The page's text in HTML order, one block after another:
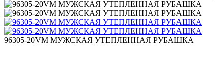
96305-20VM МУЖСКАЯ УТЕПЛЕННАЯ РУБАШКА